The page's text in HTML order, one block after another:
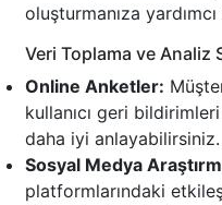
oluşturmanıza yardımcı
Veri Toplama ve Analiz
Online Anketler:
kullanıcı geri
daha iyi anlayabilirsiniz.
Sosyal Medya
platformlarındaki